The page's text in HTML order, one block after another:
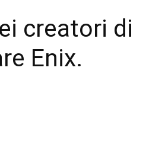
creatori di
Enix.